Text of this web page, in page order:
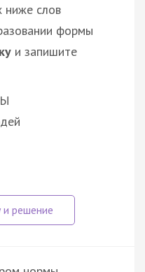
ниже слов
формы
и запишите